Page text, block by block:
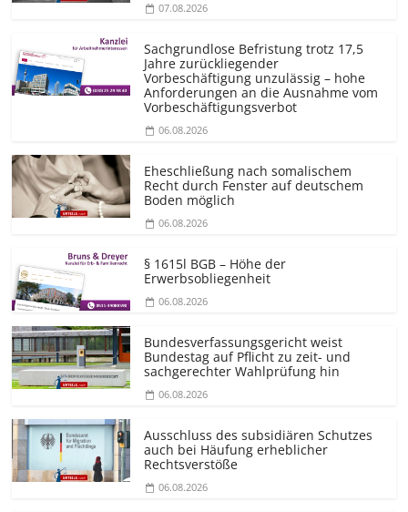
07.08.2026
Sachgrundlose Befristung trotz 17,5
Jahre zurückliegender
Vorbeschäftigung unzulässig – hohe
Anforderungen an die Ausnahme vom
Vorbeschäf­tigungsverbot
06.08.2026
Eheschließung nach somalischem
Recht durch Fenster auf deutschem
Boden möglich
06.08.2026
§ 1615l BGB – Höhe der
Erwerbsobliegenheit
06.08.2026
Bundesver­fassungsgericht weist
Bundestag auf Pflicht zu zeit- und
sachgerechter Wahlprüfung hin
06.08.2026
Ausschluss des subsidiären Schutzes
auch bei Häufung erheblicher
Rechtsverstöße
06.08.2026